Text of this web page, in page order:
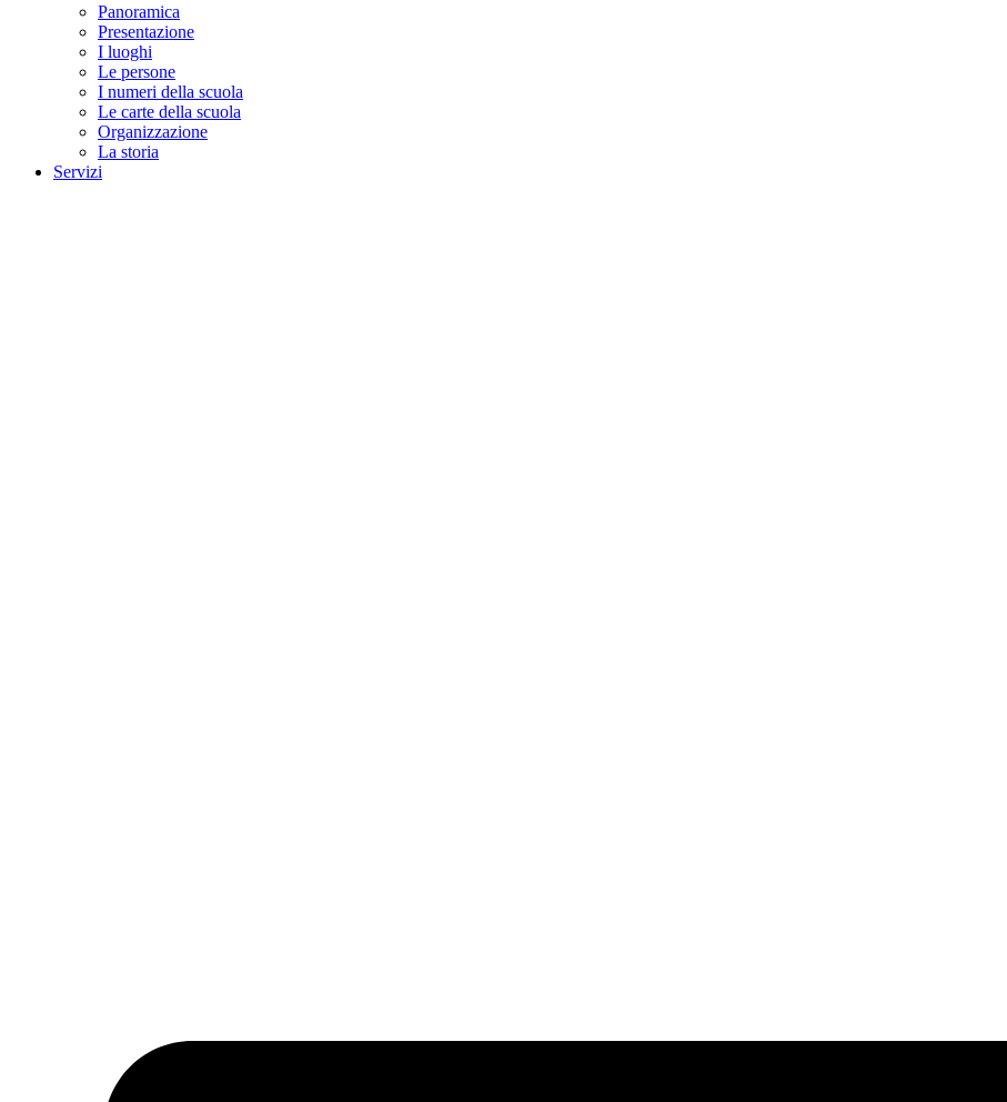
Panoramica
Presentazione
I luoghi
Le persone
I numeri della scuola
Le carte della scuola
Organizzazione
La storia
Servizi